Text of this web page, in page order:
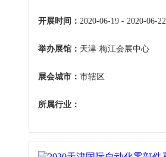
开展时间： 2020-06-19 - 2020-06-22
举办展馆： 天津·梅江会展中心
展会城市： 市辖区
所属行业：